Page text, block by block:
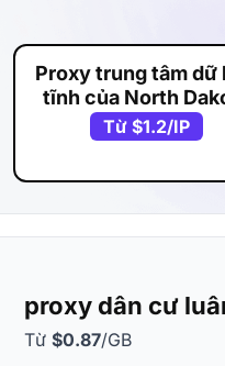
Proxy trung tâm dữ
tĩnh của North
Từ $1.2/IP
proxy dân cư
Từ $0.87/GB